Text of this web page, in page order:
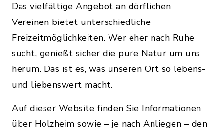
Das vielfältige Angebot an dörflichen
Vereinen bietet unterschiedliche
Freizeitmöglichkeiten. Wer eher nach Ruhe
sucht, genießt sicher die pure Natur um uns
herum. Das ist es, was unseren Ort so lebens-
und liebenswert macht.
Auf dieser Website finden Sie Informationen
über Holzheim sowie – je nach Anliegen – den